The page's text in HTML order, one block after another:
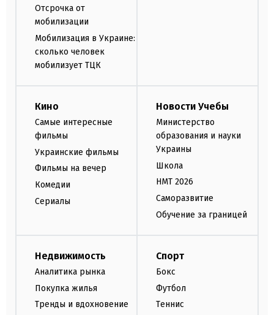
Отсрочка от
мобилизации
Мобилизация в Украине:
сколько человек
мобилизует ТЦК
Кино
Самые интересные
фильмы
Украинские фильмы
Фильмы на вечер
Комедии
Сериалы
Новости Учебы
Министерство
образования и науки
Украины
Школа
НМТ 2026
Саморазвитие
Обучение за границей
Недвижимость
Аналитика рынка
Покупка жилья
Тренды и вдохновение
Спорт
Бокс
Футбол
Теннис